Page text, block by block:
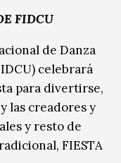
FIDCU
de Danza
celebrará
para divertirse,
las creadores y
y resto de
FIESTA